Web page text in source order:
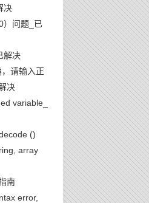
决
）问题_已
解决
请输入正
决
variable_
()
array
南
error,